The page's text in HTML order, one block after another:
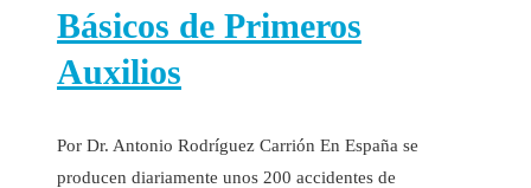
Básicos de Primeros
Auxilios
Por Dr. Antonio Rodríguez Carrión En España se
producen diariamente unos 200 accidentes de